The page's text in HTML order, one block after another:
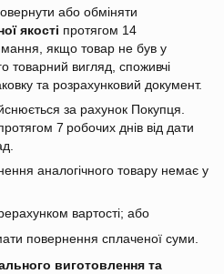
або обміняти
якості протягом 14
якщо товар не був у
товарний вигляд, споживчі
та розрахунковий документ.
за рахунок Покупця.
7 робочих днів від дати
аналогічного товару немає у
вартості; або
повернення сплаченої суми.
виготовлення та